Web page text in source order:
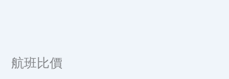
航班比價